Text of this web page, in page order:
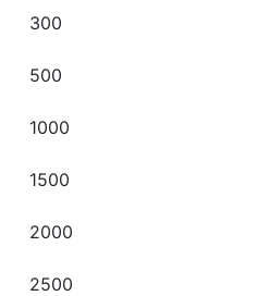
300
500
1000
1500
2000
2500